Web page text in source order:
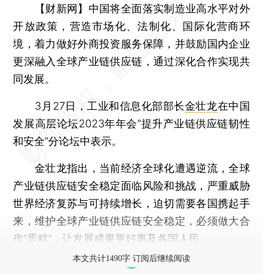
【财新网】 中国将全面落实制造业高水平对外
开放政策，营造市场化、法制化、国际化营商环
境，着力做好外商投资服务保障，并鼓励国内企业
更深融入全球产业链供应链，通过深化合作实现共
同发展。
3月27日，工业和信息化部部长金壮龙在中国
发展高层论坛2023年年会“提升产业链供应链韧性
和安全”分论坛中表示。
金壮龙指出，当前经济全球化遭遇逆流，全球
产业链供应链安全稳定面临风险和挑战，严重威胁
世界经济复苏与可持续增长，迫切需要各国携起手
来，维护全球产业链供应链安全稳定，必须做大合
作“蛋糕”，让发展成果更好惠及各国人民。
本文共计1490字 订阅后继续阅读